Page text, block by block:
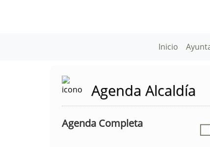
Inicio
Agenda Alcaldía
Agenda Completa